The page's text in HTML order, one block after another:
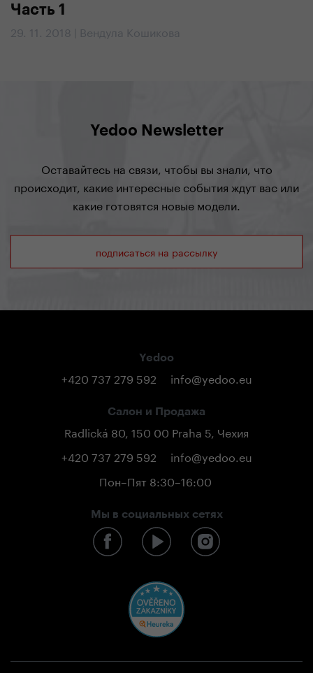
Часть 1
29. 11. 2018 | Вендула Кошикова
Yedoo Newsletter
Оставайтесь на связи, чтобы вы знали, что
происходит, какие интересные события ждут вас или
какие готовятся новые модели.
подписаться на рассылку
Yedoo
+420 737 279 592 info@yedoo.eu
Салон и Продажа
Radlická 80, 150 00 Praha 5, Чехия
+420 737 279 592
info@yedoo.eu
Пон–Пят 8:30–16:00
Мы в социальных сетях